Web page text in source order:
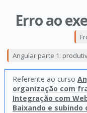
Erro ao
Angular parte 1:
Referente ao curso
organização com
Integração com
Baixando e subindo